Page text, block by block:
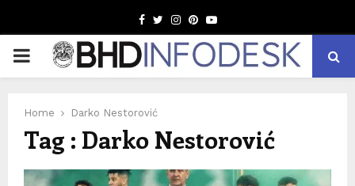
Facebook
TwitterInstagram
Pinterest
Youtube
PRIMARY
Home Darko Nestorović
Tag : Darko Nestorović